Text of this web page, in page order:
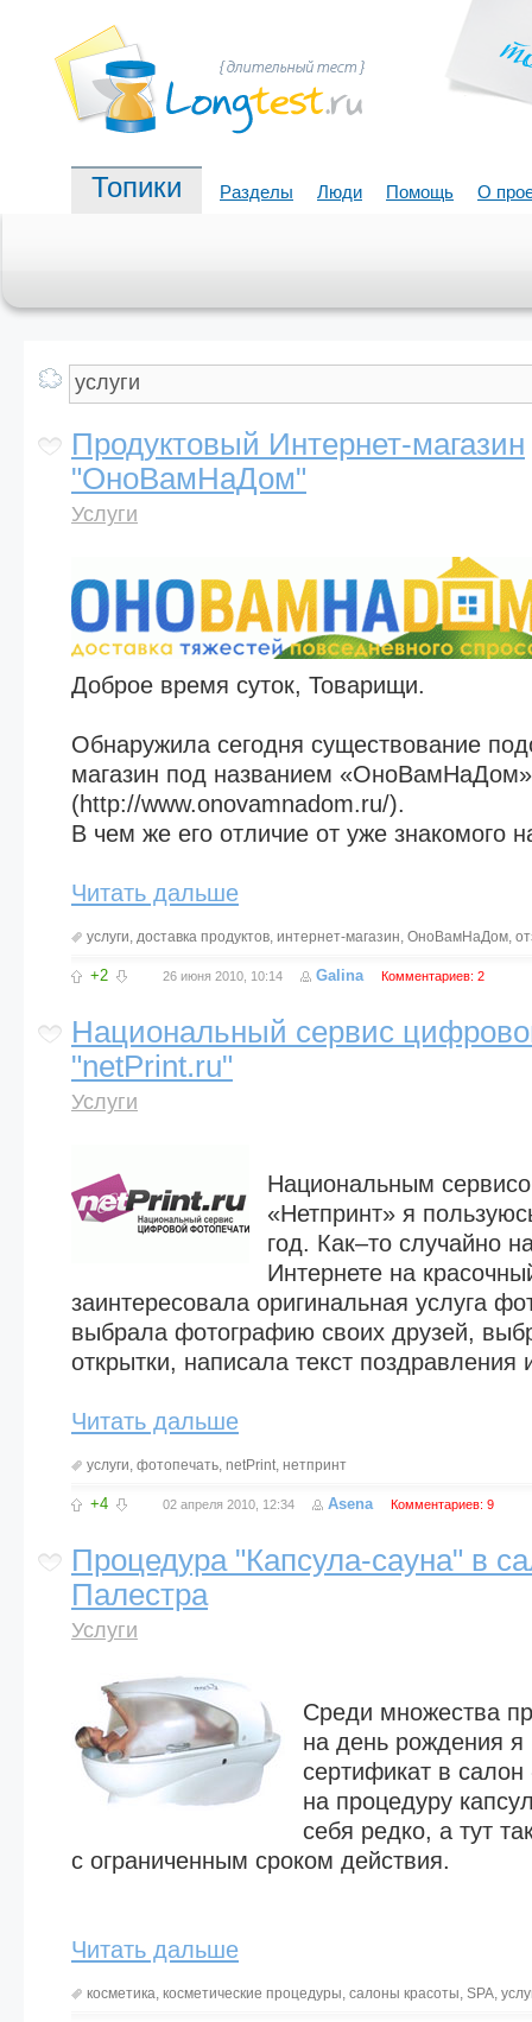
Топики Разделы Люди Помощь О
Продуктовый Интернет-магазин
"ОноВамНаДом"
Услуги
Доброе время суток, Товарищи.
Обнаружила сегодня существование
магазин под названием «ОноВамНаДом»
(http://www.onovamnadom.ru/).
В чем же его отличие от уже знакомого
Читать дальше
услуги, доставка продуктов, интернет-магазин, ОноВамНаДом,
+2 26 июня 2010, 10:14 Galina Комментариев: 2
Национальный сервис
"netPrint.ru"
Услуги
Национальным
«Нетпринт» я
год. Как–то случайно
Интернете на
заинтересовала оригинальная услуга
выбрала фотографию своих друзей,
открытки, написала текст поздравления
Читать дальше
услуги, фотопечать, netPrint, нетпринт
+4 02 апреля 2010, 12:34 Asena Комментариев: 9
Процедура "Капсула-сауна" в
Палестра
Услуги
Среди множества
на день рождения я
сертификат в
на процедуру
себя редко, а тут
с ограниченным сроком действия.
Читать дальше
косметика, косметические процедуры, салоны красоты, SPA,